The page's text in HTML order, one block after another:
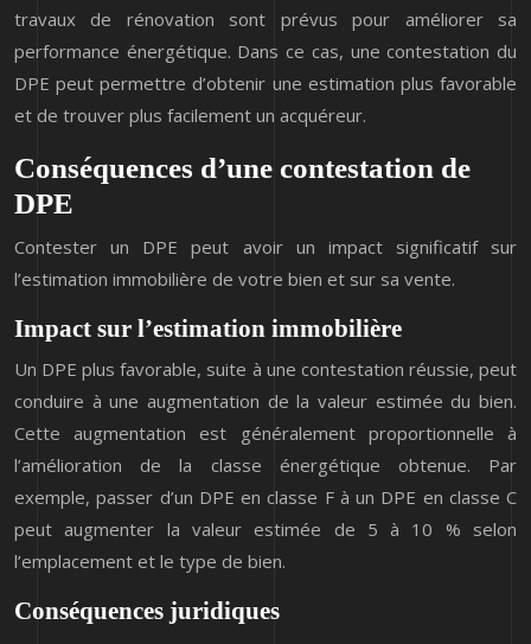
travaux de rénovation sont prévus pour améliorer sa
performance énergétique. Dans ce cas, une contestation du
DPE peut permettre d’obtenir une estimation plus favorable
et de trouver plus facilement un acquéreur.
Conséquences d’une contestation de
DPE
Contester un DPE peut avoir un impact significatif sur
l’estimation immobilière de votre bien et sur sa vente.
Impact sur l’estimation immobilière
Un DPE plus favorable, suite à une contestation réussie, peut
conduire à une augmentation de la valeur estimée du bien.
Cette augmentation est généralement proportionnelle à
l’amélioration de la classe énergétique obtenue. Par
exemple, passer d’un DPE en classe F à un DPE en classe C
peut augmenter la valeur estimée de 5 à 10 % selon
l’emplacement et le type de bien.
Conséquences juridiques